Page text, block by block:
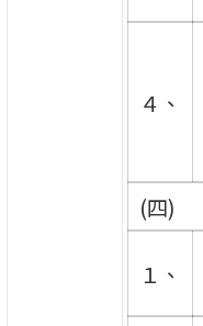
４、
(四)
１、